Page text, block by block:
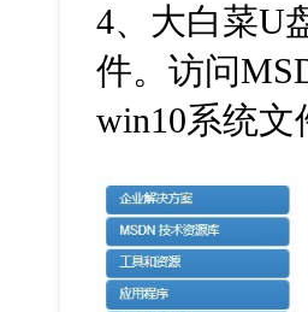
4、大白菜U
件。访问
win10系统文